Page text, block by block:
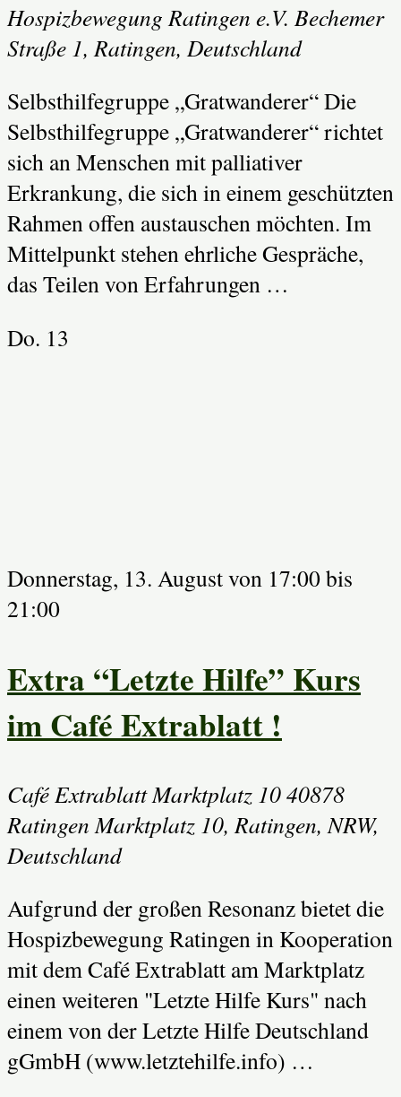
Hospizbewegung Ratingen e.V. Bechemer
Straße 1, Ratingen, Deutschland
Selbsthilfegruppe „Gratwanderer“ Die
Selbsthilfegruppe „Gratwanderer“ richtet
sich an Menschen mit palliativer
Erkrankung, die sich in einem geschützten
Rahmen offen austauschen möchten. Im
Mittelpunkt stehen ehrliche Gespräche,
das Teilen von Erfahrungen …
Do. 13
Donnerstag, 13. August von 17:00bis
21:00
Extra “Letzte Hilfe” Kurs
im Café Extrablatt !
Café Extrablatt Marktplatz 10 40878
Ratingen Marktplatz 10, Ratingen, NRW,
Deutschland
Aufgrund der großen Resonanz bietet die
Hospizbewegung Ratingen in Kooperation
mit dem Café Extrablatt am Marktplatz
einen weiteren "Letzte Hilfe Kurs" nach
einem von der Letzte Hilfe Deutschland
gGmbH (www.letztehilfe.info) …